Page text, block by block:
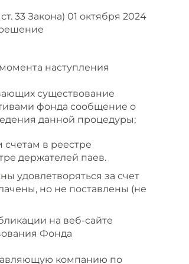
33 Закона) 01 октября 2024
наступления
существование
фонда сообщение о
данной процедуры;
в реестре
держателей паев.
удовлетворяться за счет
но не поставлены (не
на веб-сайте
Фонда
компанию по